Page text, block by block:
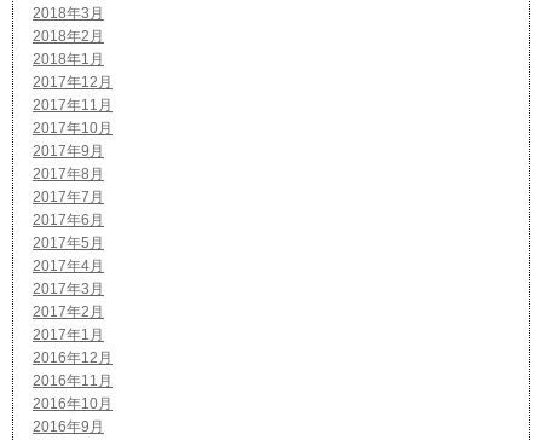
2018年3月
2018年2月
2018年1月
2017年12月
2017年11月
2017年10月
2017年9月
2017年8月
2017年7月
2017年6月
2017年5月
2017年4月
2017年3月
2017年2月
2017年1月
2016年12月
2016年11月
2016年10月
2016年9月